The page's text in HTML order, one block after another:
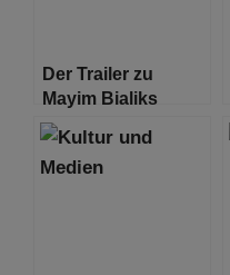
Der Trailer zu
Mayim Bialiks
Debütfilm ‚As They
Made Us‘ ist da